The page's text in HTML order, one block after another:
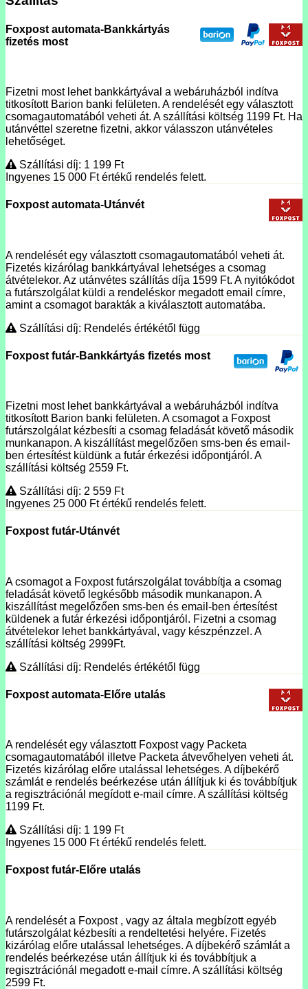
Foxpost automata-Bankkártyás
fizetés most
Fizetni most lehet bankkártyával a webáruházból indítva
titkosított Barion banki felületen. A rendelését egy választott
csomagautomatából veheti át. A szállítási költség 1199 Ft. Ha
utánvéttel szeretne fizetni, akkor válasszon utánvételes
lehetőséget.
Szállítási díj: 1 199 Ft
Ingyenes 15 000 Ftértékű rendelés felett.
Foxpost automata-Utánvét
A rendelését egy választott csomagautomatából veheti át.
Fizetés kizárólag bankkártyával lehetséges a csomag
átvételekor. Az utánvétes szállítás díja 1599 Ft. A nyitókódot
a futárszolgálat küldi a rendeléskor megadott email címre,
amint a csomagot barakták a kiválasztott automatába.
Szállítási díj: Rendelés értékétől függ
Foxpost futár-Bankkártyás fizetés most
Fizetni most lehet bankkártyával a webáruházból indítva
titkosított Barion banki felületen. A csomagot a Foxpost
futárszolgálat kézbesíti a csomag feladását követő második
munkanapon. A kiszállítást megelőzően sms-ben és email-
ben értesítést küldünk a futár érkezési időpontjáról. A
szállítási költség 2559 Ft.
Szállítási díj: 2 559 Ft
Ingyenes 25 000 Ftértékű rendelés felett.
Foxpost futár-Utánvét
A csomagot a Foxpost futárszolgálat továbbítja a csomag
feladását követő legkésőbb második munkanapon. A
kiszállítást megelőzően sms-ben és email-ben értesítést
küldenek a futár érkezési időpontjáról. Fizetni a csomag
átvételekor lehet bankkártyával, vagy készpénzzel. A
szállítási költség 2999Ft.
Szállítási díj: Rendelés értékétől függ
Foxpost automata-Előre utalás
A rendelését egy választott Foxpost vagy Packeta
csomagautomatából illetve Packeta átvevőhelyen veheti át.
Fizetés kizárólag előre utalással lehetséges. A díjbekérő
számlát e rendelés beérkezése után állítjuk ki és továbbítjuk
a regisztrációnál megídott e-mail címre. A szállítási költség
1199 Ft.
Szállítási díj: 1 199 Ft
Ingyenes 15 000 Ftértékű rendelés felett.
Foxpost futár-Előre utalás
A rendelését a Foxpost , vagy az általa megbízott egyéb
futárszolgálat kézbesíti a rendeltetési helyére. Fizetés
kizárólag előre utalással lehetséges. A díjbekérő számlát a
rendelés beérkezése után állítjuk ki és továbbítjuk a
regisztrációnál megadott e-mail címre. A szállítási költség
2599 Ft.